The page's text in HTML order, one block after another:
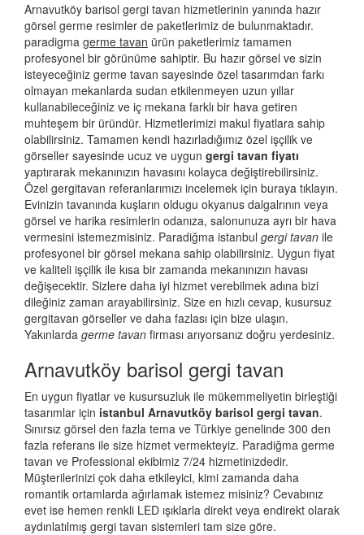
Arnavutköy barisol gergi tavan hizmetlerinin yanında hazır
görsel germe resimler de paketlerimiz de bulunmaktadır.
paradigma germe tavan ürün paketlerimiz tamamen
profesyonel bir görünüme sahiptir. Bu hazır görsel ve sizin
isteyeceğiniz germe tavan sayesinde özel tasarımdan farkı
olmayan mekanlarda sudan etkilenmeyen uzun yıllar
kullanabileceğiniz ve iç mekana farklı bir hava getiren
muhteşem bir üründür. Hizmetlerimizi makul fiyatlara sahip
olabilirsiniz. Tamamen kendi hazırladığımız özel işçilik ve
görseller sayesinde ucuz ve uygun gergi tavan fiyatı
yaptırarak mekanınızın havasını kolayca değiştirebilirsiniz.
Özel gergitavan referanlarımızı incelemek için buraya tıklayın.
Evinizin tavanında kuşların oldugu okyanus dalgalrının veya
görsel ve harika resimlerin odanıza, salonunuza ayrı bir hava
vermesini istemezmisiniz. Paradiğma istanbul gergi tavan ile
profesyonel bir görsel mekana sahip olabilirsiniz. Uygun fiyat
ve kaliteli işçilik ile kısa bir zamanda mekanınızın havası
değişecektir. Sizlere daha iyi hizmet verebilmek adına bizi
dileğiniz zaman arayabilirsiniz. Size en hızlı cevap, kusursuz
gergitavan görseller ve daha fazlası için bize ulaşın.
Yakınlarda germe tavan firması arıyorsanız doğru yerdesiniz.
Arnavutköy barisol gergi tavan
En uygun fiyatlar ve kusursuzluk ile mükemmeliyetin birleştiği
tasarımlar için istanbul Arnavutköy barisol gergi tavan.
Sınırsız görsel den fazla tema ve Türkiye genelinde 300 den
fazla referans ile size hizmet vermekteyiz. Paradiğma germe
tavan ve Professional ekibimiz 7/24 hizmetinizdedir.
Müşterilerinizi çok daha etkileyici, kimi zamanda daha
romantik ortamlarda ağırlamak istemez misiniz? Cevabınız
evet ise hemen renkli LED ışıklarla direkt veya endirekt olarak
aydınlatılmış gergi tavan sistemleri tam size göre.